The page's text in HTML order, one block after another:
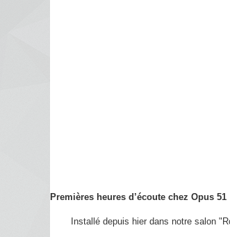
Premières heures d’écoute chez Opus 51
Installé depuis hier dans notre salon